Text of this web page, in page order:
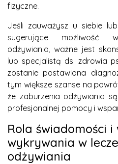
fizyczne.
Jeśli zauważysz u siebie
sugerujące możliwość
odżywiania, ważne jest
lub specjalistą ds. zdrowia
zostanie postawiona
tym większe szanse na
że zaburzenia odżywiania
profesjonalnej pomocy i
Rola świadomości i
wykrywania w
odżywiania